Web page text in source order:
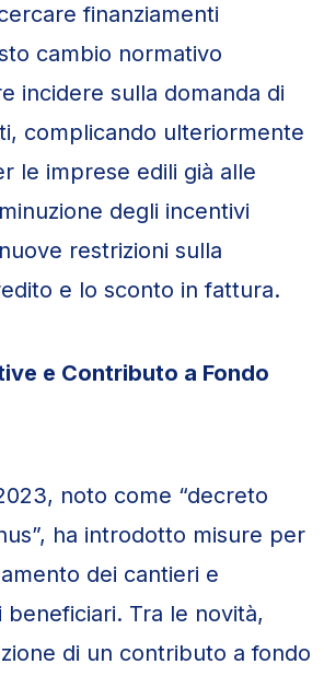
finanziamenti
cambio normativo
incidere sulla domanda di
complicando ulteriormente
le imprese edili già alle
degli incentivi
restrizioni sulla
e lo sconto in fattura.
e Contributo a Fondo
noto come “decreto
ha introdotto misure per
dei cantieri e
beneficiari. Tra le novità,
di un contributo a fondo